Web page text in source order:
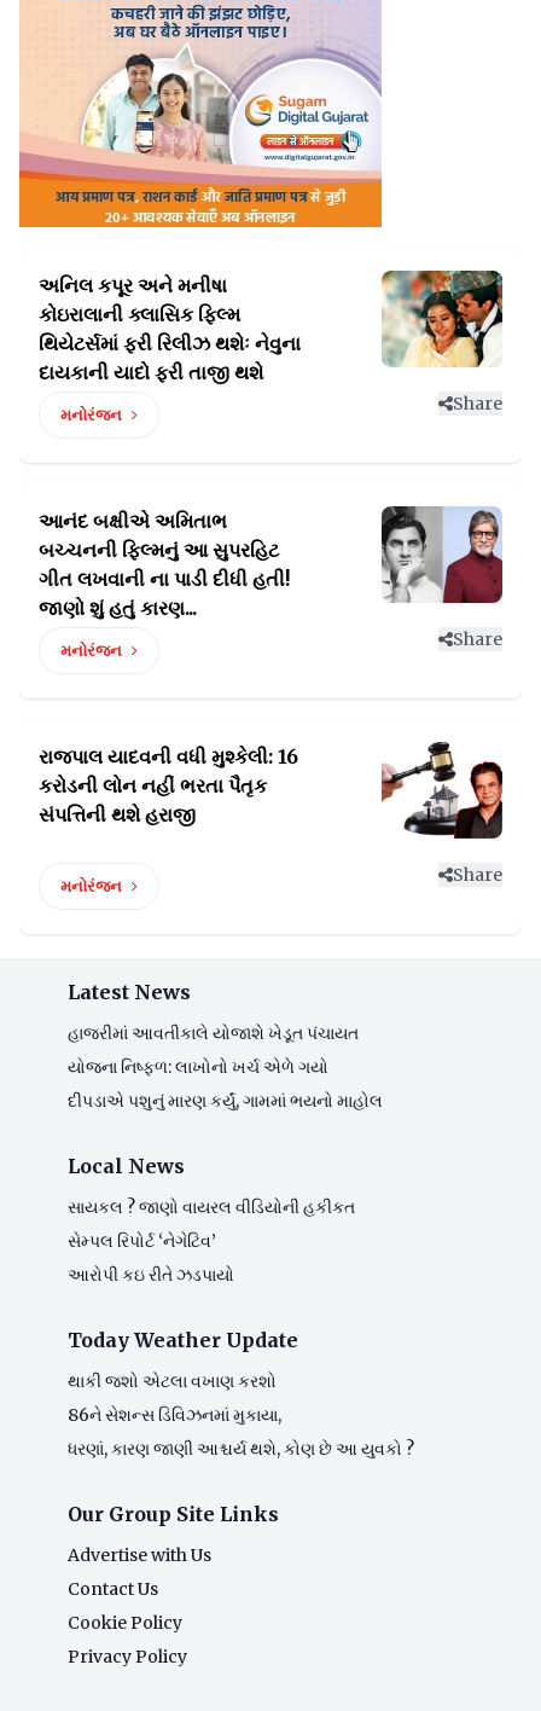
અનિલ કપૂર અને મનીષા
કોઇરાલાની ક્લાસિક ફિલ્મ
થિયેટર્સમાં ફરી રિલીઝ થશેઃ નેવુના
દાયકાની યાદો ફરી તાજી થશે
મનોરંજન
Share
આનંદ બક્ષીએ અમિતાભ
બચ્ચનની ફિલ્મનું આ સુપરહિટ
ગીત લખવાની ના પાડી દીધી હતી!
જાણો શું હતું કારણ...
મનોરંજન
Share
રાજપાલ યાદવની વધી મુશ્કેલી: 16
કરોડની લોન નહીં ભરતા પૈતૃક
સંપત્તિની થશે હરાજી
મનોરંજન
Share
Latest News
હાજરીમાં આવતીકાલે યોજાશે ખેડૂત પંચાયત
યોજના નિષ્ફળ: લાખોનો ખર્ચ એળે ગયો
દીપડાએ પશુનું મારણ કર્યું, ગામમાં ભયનો માહોલ
Local News
સાયકલ ? જાણો વાયરલ વીડિયોની હકીકત
સેમ્પલ રિપોર્ટ ‘નેગેટિવ’
આરોપી કઇ રીતે ઝડપાયો
Today Weather Update
થાકી જશો એટલા વખાણ કરશો
86ને સેશન્સ ડિવિઝનમાં મુકાયા,
ધરણાં, કારણ જાણી આશ્ચર્ય થશે, કોણ છે આ યુવકો ?
Our Group Site Links
Advertise with Us
Contact Us
Cookie Policy
Privacy Policy